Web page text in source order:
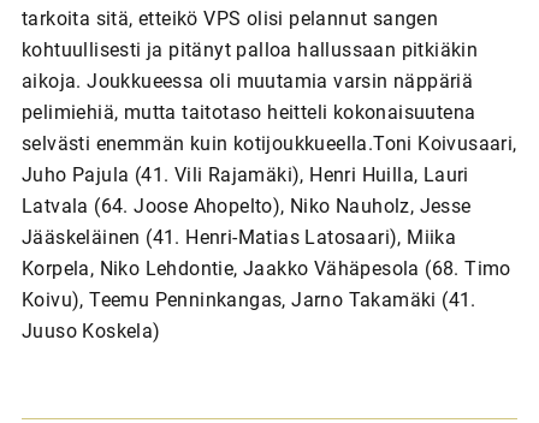
tarkoita sitä, etteikö VPS olisi pelannut sangen
kohtuullisesti ja pitänyt palloa hallussaan pitkiäkin
aikoja. Joukkueessa oli muutamia varsin näppäriä
pelimiehiä, mutta taitotaso heitteli kokonaisuutena
selvästi enemmän kuin kotijoukkueella.Toni Koivusaari,
Juho Pajula (41. Vili Rajamäki), Henri Huilla, Lauri
Latvala (64. Joose Ahopelto), Niko Nauholz, Jesse
Jääskeläinen (41. Henri-Matias Latosaari), Miika
Korpela, Niko Lehdontie, Jaakko Vähäpesola (68. Timo
Koivu), Teemu Penninkangas, Jarno Takamäki (41.
Juuso Koskela)